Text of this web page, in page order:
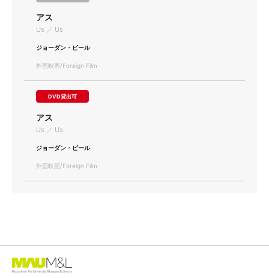
アス
Us ／ Us
ジョーダン・ピール
外国映画/Foreign Film
DVD貸出可
アス
Us ／ Us
ジョーダン・ピール
外国映画/Foreign Film